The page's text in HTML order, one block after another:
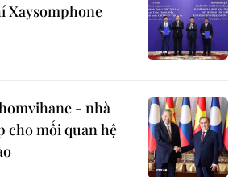
Xaysomphone
- nhà
cho mối quan hệ